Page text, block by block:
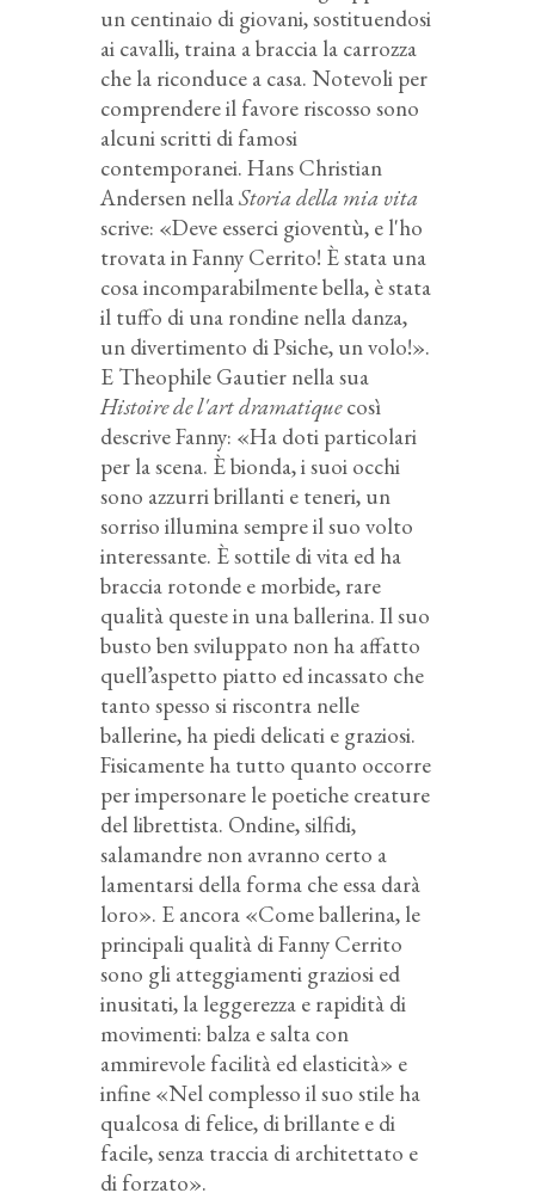
un centinaio di giovani, sostituendosi
ai cavalli, traina a braccia la carrozza
che la riconduce a casa. Notevoli per
comprendere il favore riscosso sono
alcuni scritti di famosi
contemporanei. Hans Christian
Andersen nellaStoria della mia vita
scrive: «Deve esserci gioventù, e l'ho
trovata in Fanny Cerrito! È stata una
cosa incomparabilmente bella, è stata
il tuffo di una rondine nella danza,
un divertimento di Psiche, un volo!».
E Theophile Gautier nella sua
Histoire de l'art dramatiquecosì
descrive Fanny: «Ha doti particolari
per la scena. È bionda, i suoi occhi
sono azzurri brillanti e teneri, un
sorriso illumina sempre il suo volto
interessante. È sottile di vita ed ha
braccia rotonde e morbide, rare
qualità queste in una ballerina. Il suo
busto ben sviluppato non ha affatto
quell’aspetto piatto ed incassato che
tanto spesso si riscontra nelle
ballerine, ha piedi delicati e graziosi.
Fisicamente ha tutto quanto occorre
per impersonare le poetiche creature
del librettista. Ondine, silfidi,
salamandre non avranno certo a
lamentarsi della forma che essa darà
loro». E ancora «Come ballerina, le
principali qualità di Fanny Cerrito
sono gli atteggiamenti graziosi ed
inusitati, la leggerezza e rapidità di
movimenti: balza e salta con
ammirevole facilità ed elasticità» e
infine «Nel complesso il suo stile ha
qualcosa di felice, di brillante e di
facile, senza traccia di architettato e
di forzato».